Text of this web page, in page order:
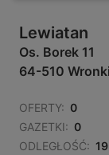
Lewiatan
Os. Borek 11
64-510 Wronki
OFERTY: 0
GAZETKI: 0
ODLEGŁOŚĆ: